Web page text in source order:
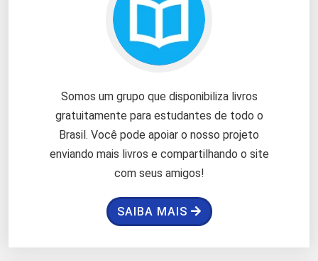
Somos um grupo que disponibiliza livros
gratuitamente para estudantes de todo o
Brasil. Você pode apoiar o nosso projeto
enviando mais livros e compartilhando o site
com seus amigos!
SAIBA MAIS